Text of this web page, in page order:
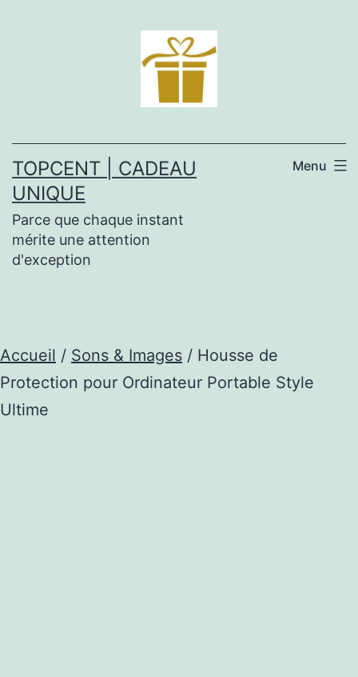
TOPCENT | CADEAU
UNIQUE
Parce que chaque instant
mérite une attention
d'exception
Menu
Accueil / Sons & Images / Housse de
Protection pour Ordinateur Portable Style
Ultime